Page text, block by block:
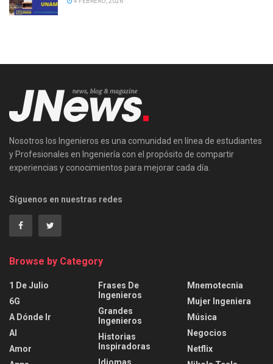
Nosotros los Ingenieros es una comunidad en línea de estudiantes
y Profesionales en Ingeniería con el propósito de compartir
experiencias y conocimientos para mejorar cada día.
Síguenos en nuestras redes
Browse by Category
1 De Julio
6G
A Dónde Ir
AI
Amor
Frases De
Ingenieros
Grandes
Ingenieros
Historias
Inspiradoras
Idiomas
Mnemotecnia
Mujer Ingeniera
Música
Negocios
Netflix